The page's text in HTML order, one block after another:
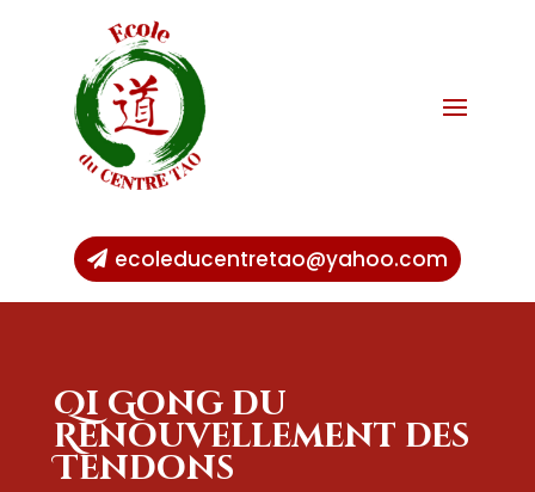
ecoleducentretao@yahoo.com
Qi Gong du
Renouvellement des
Tendons